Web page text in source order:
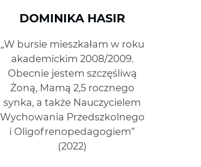
DOMINIKA HASIR
„W bursie mieszkałam w roku
akademickim 2008/2009.
Obecnie jestem szczęśliwą
Żoną, Mamą 2,5 rocznego
synka, a także Nauczycielem
Wychowania Przedszkolnego
i Oligofrenopedagogiem”
(2022)